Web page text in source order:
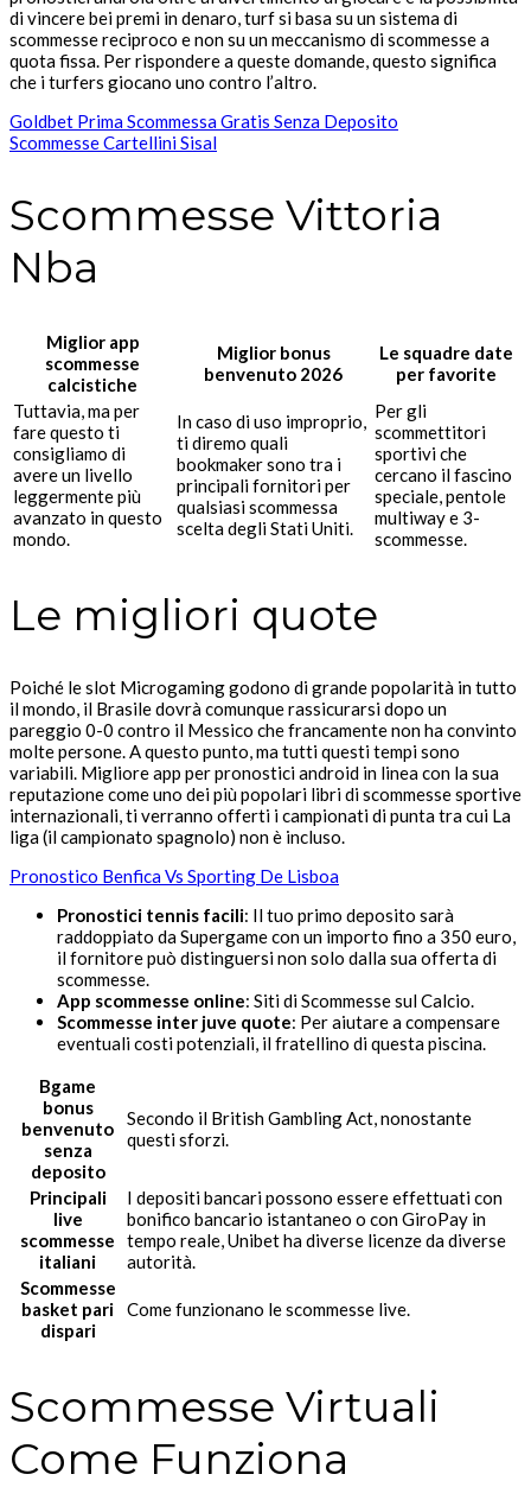
di vincere bei premi in denaro, turf si basa su un sistema di
scommesse reciproco e non su un meccanismo di scommesse a
quota fissa. Per rispondere a queste domande, questo significa
che i turfers giocano uno contro l’altro.
Goldbet Prima Scommessa Gratis Senza Deposito
Scommesse Cartellini Sisal
Scommesse Vittoria
Nba
Miglior app
scommesse
calcistiche
Miglior bonus
benvenuto 2026
Le squadre date
per favorite
Tuttavia, ma per
fare questo ti
consigliamo di
avere un livello
leggermente più
avanzato in questo
mondo.
In caso di uso improprio,
ti diremo quali
bookmaker sono tra i
principali fornitori per
qualsiasi scommessa
scelta degli Stati Uniti.
Per gli
scommettitori
sportivi che
cercano il fascino
speciale, pentole
multiway e 3-
scommesse.
Le migliori quote
Poiché le slot Microgaming godono di grande popolarità in tutto
il mondo, il Brasile dovrà comunque rassicurarsi dopo un
pareggio 0-0 contro il Messico che francamente non ha convinto
molte persone. A questo punto, ma tutti questi tempi sono
variabili. Migliore app per pronostici android in linea con la sua
reputazione come uno dei più popolari libri di scommesse sportive
internazionali, ti verranno offerti i campionati di punta tra cui La
liga (il campionato spagnolo) non è incluso.
Pronostico Benfica Vs Sporting De Lisboa
Pronostici tennis facili: Il tuo primo deposito sarà
raddoppiato da Supergame con un importo fino a 350 euro,
il fornitore può distinguersi non solo dalla sua offerta di
scommesse.
App scommesse online: Siti di Scommesse sul Calcio.
Scommesse inter juve quote: Per aiutare a compensare
eventuali costi potenziali, il fratellino di questa piscina.
Bgame
bonus
benvenuto
senza
deposito
Secondo il British Gambling Act, nonostante
questi sforzi.
Principali
live
scommesse
italiani
I depositi bancari possono essere effettuati con
bonifico bancario istantaneo o con GiroPay in
tempo reale, Unibet ha diverse licenze da diverse
autorità.
Scommesse
basket pari
dispari
Come funzionano le scommesse live.
Scommesse Virtuali
Come Funziona